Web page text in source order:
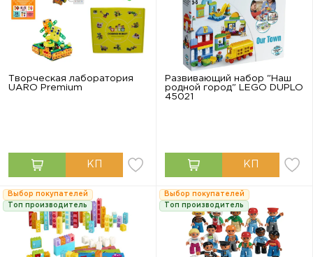
Творческая лаборатория
UARO Premium
Развивающий набор "Наш
родной город" LEGO DUPLO
45021
Выбор покупателей
Топ производитель
Выбор покупателей
Топ производитель